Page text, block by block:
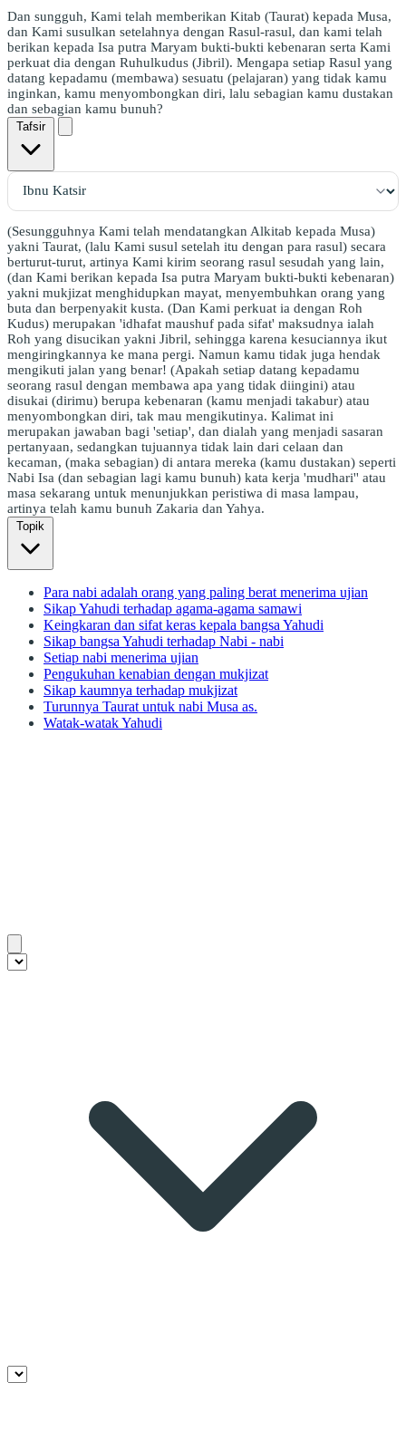
Dan sungguh, Kami telah memberikan Kitab (Taurat) kepada Musa,
dan Kami susulkan setelahnya dengan Rasul-rasul, dan kami telah
berikan kepada Isa putra Maryam bukti-bukti kebenaran serta Kami
perkuat dia dengan Ruhulkudus (Jibril). Mengapa setiap Rasul yang
datang kepadamu (membawa) sesuatu (pelajaran) yang tidak kamu
inginkan, kamu menyombongkan diri, lalu sebagian kamu dustakan
dan sebagian kamu bunuh?
Tafsir
(Sesungguhnya Kami telah mendatangkan Alkitab kepada Musa)
yakni Taurat, (lalu Kami susul setelah itu dengan para rasul) secara
berturut-turut, artinya Kami kirim seorang rasul sesudah yang lain,
(dan Kami berikan kepada Isa putra Maryam bukti-bukti kebenaran)
yakni mukjizat menghidupkan mayat, menyembuhkan orang yang
buta dan berpenyakit kusta. (Dan Kami perkuat ia dengan Roh
Kudus) merupakan 'idhafat maushuf pada sifat' maksudnya ialah
Roh yang disucikan yakni Jibril, sehingga karena kesuciannya ikut
mengiringkannya ke mana pergi. Namun kamu tidak juga hendak
mengikuti jalan yang benar! (Apakah setiap datang kepadamu
seorang rasul dengan membawa apa yang tidak diingini) atau
disukai (dirimu) berupa kebenaran (kamu menjadi takabur) atau
menyombongkan diri, tak mau mengikutinya. Kalimat ini
merupakan jawaban bagi 'setiap', dan dialah yang menjadi sasaran
pertanyaan, sedangkan tujuannya tidak lain dari celaan dan
kecaman, (maka sebagian) di antara mereka (kamu dustakan) seperti
Nabi Isa (dan sebagian lagi kamu bunuh) kata kerja 'mudhari'' atau
masa sekarang untuk menunjukkan peristiwa di masa lampau,
artinya telah kamu bunuh Zakaria dan Yahya.
Topik
Para nabi adalah orang yang paling berat menerima ujian
Sikap Yahudi terhadap agama-agama samawi
Keingkaran dan sifat keras kepala bangsa Yahudi
Sikap bangsa Yahudi terhadap Nabi - nabi
Setiap nabi menerima ujian
Pengukuhan kenabian dengan mukjizat
Sikap kaumnya terhadap mukjizat
Turunnya Taurat untuk nabi Musa as.
Watak-watak Yahudi